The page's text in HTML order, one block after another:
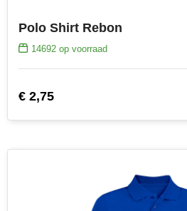
Polo Shirt Rebon
14692op voorraad
€ 2,75